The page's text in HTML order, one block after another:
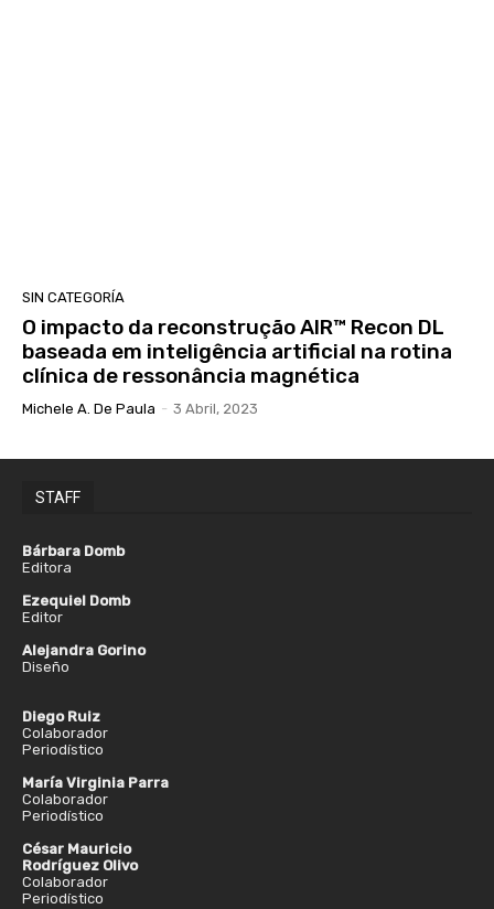
SIN CATEGORÍA
O impacto da reconstrução AIR™ Recon DL
baseada em inteligência artificial na rotina
clínica de ressonância magnética
Michele A. De Paula - 3 Abril, 2023
STAFF
Bárbara Domb
Editora
Ezequiel Domb
Editor
Alejandra Gorino
Diseño
Diego Ruiz
Colaborador
Periodístico
María Virginia Parra
Colaborador
Periodístico
César Mauricio
Rodríguez Olivo
Colaborador
Periodístico